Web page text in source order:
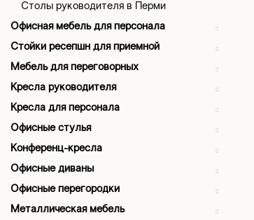
Столы руководителя в Перми
Офисная мебель для персонала
Стойки ресепшн для приемной
Мебель для переговорных
Кресла руководителя
Кресла для персонала
Офисные стулья
Конференц-кресла
Офисные диваны
Офисные перегородки
Металлическая мебель